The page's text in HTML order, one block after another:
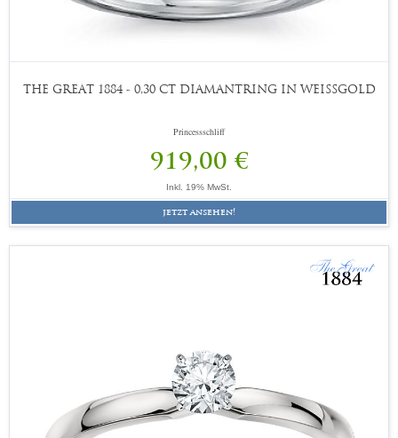
THE GREAT 1884 - 0,30 CT DIAMANTRING IN WEISSGOLD
Princessschliff
919,00 €
Inkl. 19% MwSt.
jetzt ansehen!